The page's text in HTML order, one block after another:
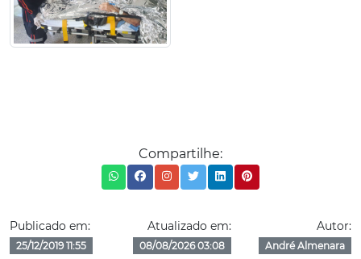
Compartilhe:
Publicado em:
25/12/2019 11:55
Atualizado em:
08/08/2026 03:08
Autor:
André Almenara